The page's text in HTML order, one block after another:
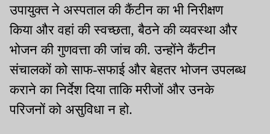
उपायुक्त ने अस्पताल की कैंटीन का भी निरीक्षण
किया और वहां की स्वच्छता, बैठने की व्यवस्था और
भोजन की गुणवत्ता की जांच की. उन्होंने कैंटीन
संचालकों को साफ-सफाई और बेहतर भोजन उपलब्ध
कराने का निर्देश दिया ताकि मरीजों और उनके
परिजनों को असुविधा न हो.